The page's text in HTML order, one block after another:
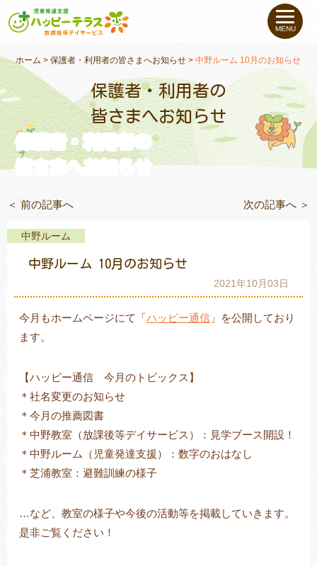
私たちについて
未就学のお子さま（０〜６才）
小学生〜高校生の お子さま
支援事例
教室一覧
トレキング DIDIM
MENU
ホーム >保護者・利用者の皆さまへお知らせ >中野ルーム 10月のお知らせ
保護者・利用者の
皆さまへお知らせ
保護者・利用者の
皆さまへお知らせ
＜ 前の記事へ 次の記事へ ＞
中野ルーム
中野ルーム 10月のお知らせ
2021年10月03日
今月もホームページにて「ハッピー通信 」を公開しており
ます。
【ハッピー通信 今月のトピックス】
＊社名変更のお知らせ
＊今月の推薦図書
＊中野教室（放課後等デイサービス）：見学ブース開設！
＊中野ルーム（児童発達支援）：数字のおはなし
＊芝浦教室：避難訓練の様子
…など、教室の様子や今後の活動等を掲載していきます。
是非ご覧ください！